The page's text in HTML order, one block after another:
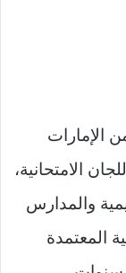
الإمارات
الامتحانية،
والمدارس
المعتمدة